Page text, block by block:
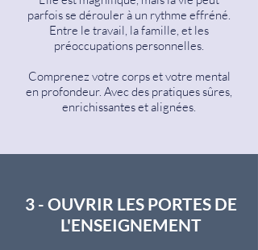
parfois se dérouler à un rythme effréné.
Entre le travail, la famille, et les
préoccupations personnelles.
Comprenez votre corps et votre mental
en profondeur. Avec des pratiques sûres,
enrichissantes et alignées.
3 - OUVRIR LES PORTES DE
L'ENSEIGNEMENT